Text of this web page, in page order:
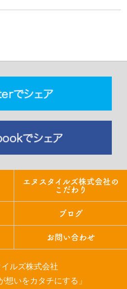
エヌスタイルズ株式会社の
こだわり
ブログ
お問い合わせ
ルズ株式会社
想いをカタチにする」